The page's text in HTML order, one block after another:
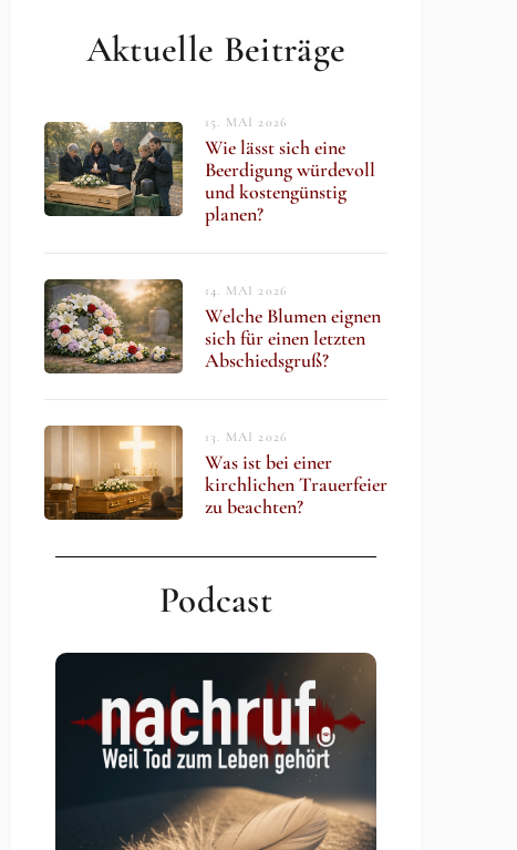
Aktuelle Beiträge
15. MAI 2026
Wie lässt sich eine
Beerdigung würdevoll
und kostengünstig
planen?
14. MAI 2026
Welche Blumen eignen
sich für einen letzten
Abschiedsgruß?
13. MAI 2026
Was ist bei einer
kirchlichen Trauerfeier
zu beachten?
Podcast